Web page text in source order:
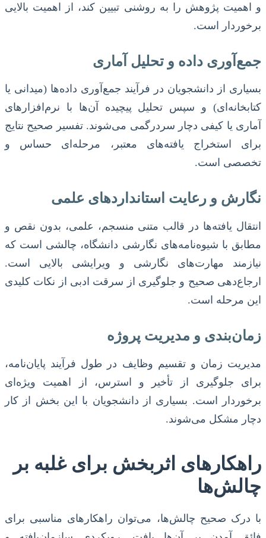
و اهمیت پژوهش را به روشنی تبیین کند، از اهمیت بالایی
برخوردار است.
جمع‌آوری داده و تحلیل آماری
بسیاری از دانشجویان در فرآیند جمع‌آوری داده‌ها (میدانی یا
کتابخانه‌ای) و سپس تحلیل پیچیده آن‌ها با نرم‌افزارهای
آماری یا کیفی دچار سردرگمی می‌شوند. تفسیر صحیح نتایج
برای استخراج یافته‌های معتبر، مرحله‌ای حساس و
تخصصی است.
نگارش و رعایت استانداردهای علمی
انتقال یافته‌ها در قالب متنی منسجم، علمی، بدون نقص و
مطابق با شیوه‌نامه‌های نگارشی دانشگاه، چالشی است که
نیازمند مهارت‌های نگارشی و ویرایشی بالایی است.
ارجاع‌دهی صحیح و جلوگیری از سرقت ادبی از نکات کلیدی
این مرحله است.
زمان‌بندی و مدیریت پروژه
مدیریت زمان و تقسیم وظایف در طول فرآیند پایان‌نامه،
برای جلوگیری از تأخیر و استرس، از اهمیت ویژه‌ای
برخوردار است. بسیاری از دانشجویان با این بخش از کار
دچار مشکل می‌شوند.
راهکارهای اثربخش برای غلبه بر
چالش‌ها
با درک صحیح چالش‌ها، می‌توان راهکارهای مناسبی برای